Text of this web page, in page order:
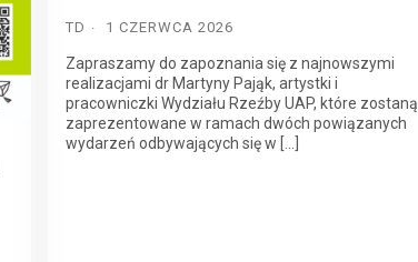
TD 1 CZERWCA 2026
Zapraszamy do zapoznania się z najnowszymi
realizacjami dr Martyny Pająk, artystki i
pracowniczki Wydziału Rzeźby UAP, które zostaną
zaprezentowane w ramach dwóch powiązanych
wydarzeń odbywających się w […]